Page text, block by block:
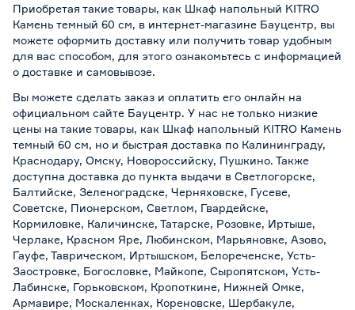
Приобретая такие товары, как Шкаф напольный KITRO
Камень темный 60 см, в интернет-магазине Бауцентр, вы
можете оформить доставку или получить товар удобным
для вас способом, для этого ознакомьтесь с информацией
о доставке и самовывозе.
Вы можете сделать заказ и оплатить его онлайн на
официальном сайте Бауцентр. У нас не только низкие
цены на такие товары, как Шкаф напольный KITRO Камень
темный 60 см, но и быстрая доставка по Калининграду,
Краснодару, Омску, Новороссийску, Пушкино. Также
доступна доставка до пункта выдачи в Светлогорске,
Балтийске, Зеленоградске, Черняховске, Гусеве,
Советске, Пионерском, Светлом, Гвардейске,
Кормиловке, Каличинске, Татарске, Розовке, Иртыше,
Черлаке, Красном Яре, Любинском, Марьяновке, Азово,
Гауфе, Таврическом, Иртышском, Белореченске, Усть-
Заостровке, Богословке, Майкопе, Сыропятском, Усть-
Лабинске, Горьковском, Кропоткине, Нижней Омке,
Армавире, Москаленках, Кореновске, Шербакуле,